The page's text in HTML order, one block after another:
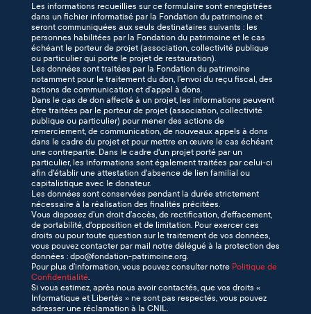
Les informations recueillies sur ce formulaire sont enregistrées
dans un fichier informatisé par la Fondation du patrimoine et
seront communiquées aux seuls destinataires suivants : les
personnes habilitées par la Fondation du patrimoine et le cas
échéant le porteur de projet (association, collectivité publique
ou particulier qui porte le projet de restauration).
Les données sont traitées par la Fondation du patrimoine
notamment pour le traitement du don, l’envoi du reçu fiscal, des
actions de communication et d’appel à dons.
Dans le cas de don affecté à un projet, les informations peuvent
être traitées par le porteur de projet (association, collectivité
publique ou particulier) pour mener des actions de
remerciement, de communication, de nouveaux appels à dons
dans le cadre du projet et pour mettre en œuvre le cas échéant
une contrepartie. Dans le cadre d'un projet porté par un
particulier, les informations sont également traitées par celui-ci
afin d'établir une attestation d'absence de lien familial ou
capitalistique avec le donateur.
Les données sont conservées pendant la durée strictement
nécessaire à la réalisation des finalités précitées.
Vous disposez d’un droit d’accès, de rectification, d’effacement,
de portabilité, d'opposition et de limitation. Pour exercer ces
droits ou pour toute question sur le traitement de vos données,
vous pouvez contacter par mail notre délégué à la protection des
données : dpo@fondation-patrimoine.org.
Pour plus d’information, vous pouvez consulter notre Politique de
Confidentialité
Si vous estimez, après nous avoir contactés, que vos droits «
Informatique et Libertés » ne sont pas respectés, vous pouvez
adresser une réclamation à la CNIL.